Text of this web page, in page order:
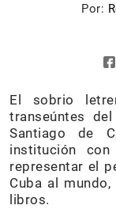
Por:
El sobrio
transeúntes
Santiago de
institución
representar el
Cuba al
libros.